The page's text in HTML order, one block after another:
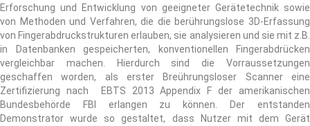
Erforschung und Entwicklung von geeigneter Gerätetechnik sowie
von Methoden und Verfahren, die die berührungslose 3D-Erfassung
von Fingerabdruckstrukturen erlauben, sie analysieren und sie mit z.B.
in Datenbanken gespeicherten, konventionellen Fingerabdrücken
vergleichbar machen. Hierdurch sind die Vorraussetzungen
geschaffen worden, als erster Breührungsloser Scanner eine
Zertifizierung nach EBTS 2013 Appendix F der amerikanischen
Bundesbehörde FBI erlangen zu können. Der entstanden
Demonstrator wurde so gestaltet, dass Nutzer mit dem Gerät